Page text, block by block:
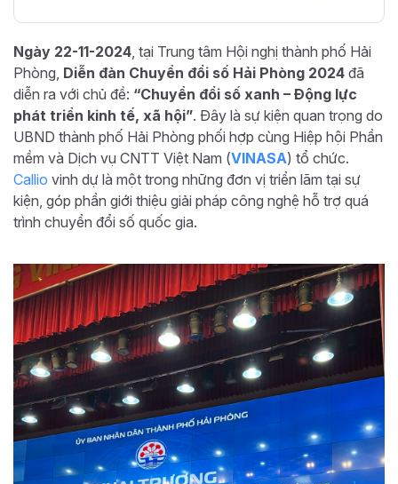
Ngày 22-11-2024 , tại Trung tâm Hội nghị thành phố Hải
Phòng, Diễn đàn Chuyển đổi số Hải Phòng 2024 đã
diễn ra với chủ đề: “Chuyển đổi số xanh – Động lực
phát triển kinh tế, xã hội”. Đây là sự kiện quan trọng do
UBND thành phố Hải Phòng phối hợp cùng Hiệp hội Phần
mềm và Dịch vụ CNTT Việt Nam (VINASA) tổ chức.
Callio vinh dự là một trong những đơn vị triển lãm tại sự
kiện, góp phần giới thiệu giải pháp công nghệ hỗ trợ quá
trình chuyển đổi số quốc gia.